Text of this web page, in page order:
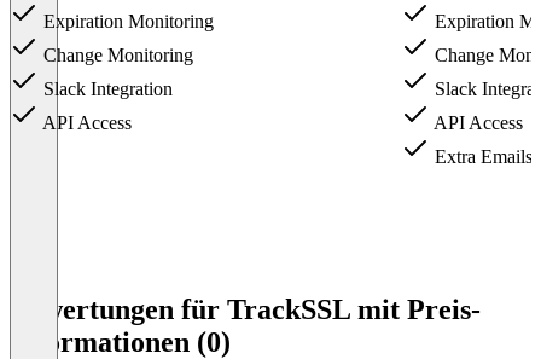
Expiration Monitoring
Change Monitoring
Slack Integration
API Access
Expiration
Change
Slack
API Access
Extra Emails
Bewertungen für TrackSSL mit Preis-
Informationen (0)